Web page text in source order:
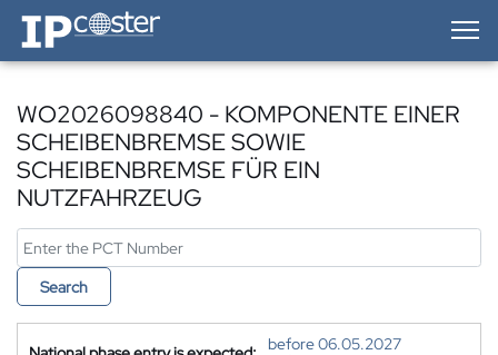
IP-Coster — Home
WO2026098840 - KOMPONENTE EINER
SCHEIBENBREMSE SOWIE
SCHEIBENBREMSE FÜR EIN
NUTZFAHRZEUG
Search
before 06.05.2027